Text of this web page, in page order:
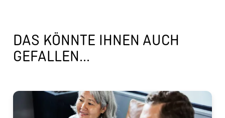
DAS KÖNNTE IHNEN AUCH
GEFALLEN...